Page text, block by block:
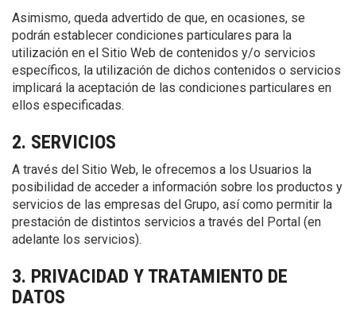
Asimismo, queda advertido de que, en ocasiones, se
podrán establecer condiciones particulares para la
utilización en el Sitio Web de contenidos y/o servicios
específicos, la utilización de dichos contenidos o servicios
implicará la aceptación de las condiciones particulares en
ellos especificadas.
2. SERVICIOS
A través del Sitio Web, le ofrecemos a los Usuarios la
posibilidad de acceder a información sobre los productos y
servicios de las empresas del Grupo, así como permitir la
prestación de distintos servicios a través del Portal (en
adelante los servicios).
3. PRIVACIDAD Y TRATAMIENTO DE
DATOS